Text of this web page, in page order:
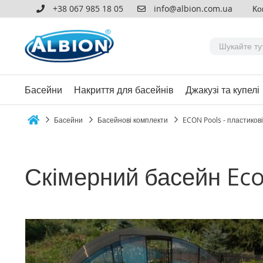
+38 067 985 18 05 info@albion.com.ua
Басейни Накриття для басейнів Джакузі та купелі
Басейни Басейнові комплекти ECON Pools -
Скімерний басейн
Перейти
кінця
галереї